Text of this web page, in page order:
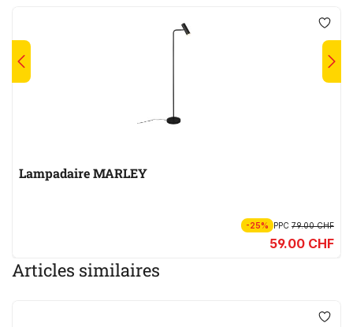
Lampadaire MARLEY
-25% PPC79.00 CHF
59.00 CHF
Articles similaires